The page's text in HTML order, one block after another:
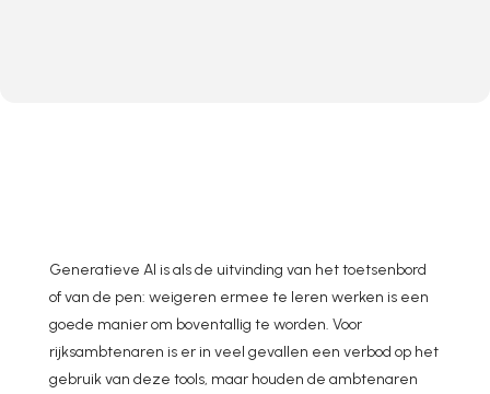
Generatieve AI is als de uitvinding van het toetsenbord
of van de pen: weigeren ermee te leren werken is een
goede manier om boventallig te worden. Voor
rijksambtenaren is er in veel gevallen een verbod op het
gebruik van deze tools, maar houden de ambtenaren